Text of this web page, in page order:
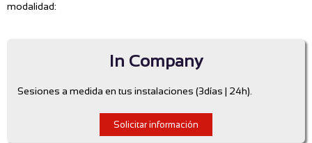
modalidad:
In Company
Sesiones a medida en tus instalaciones (3días | 24h).
Solicitar información